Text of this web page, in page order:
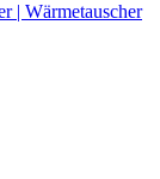
| Wärmetauscher